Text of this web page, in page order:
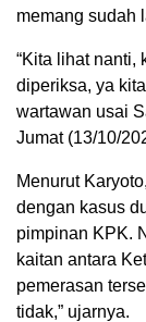
memang sudah
“Kita lihat nanti,
diperiksa, ya
wartawan usai
Jumat (13/10/
Menurut
dengan kasus
pimpinan KPK.
kaitan antara
pemerasan
tidak,” ujarnya.